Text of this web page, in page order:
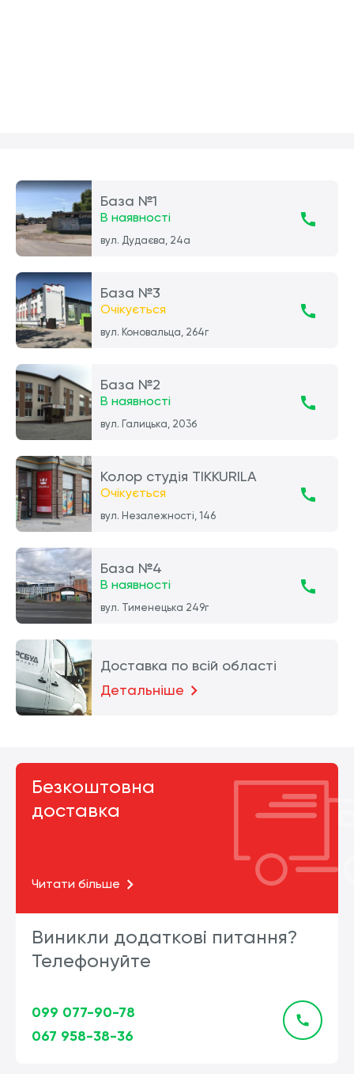
База №1
В наявності
вул. Дудаєва, 24а
База №3
Очікується
вул. Коновальца, 264г
База №2
В наявності
вул. Галицька, 203б
Колор студія TIKKURILA
Очікується
вул. Незалежності, 146
База №4
В наявності
вул. Тименецька 249г
Доставка по всій області
Детальніше
Безкоштовна
доставка
Читати більше
Виникли додаткові питання?
Телефонуйте
099 077-90-78
067 958-38-36